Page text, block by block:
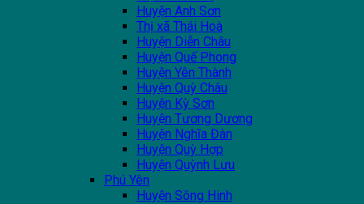
Huyện Anh Sơn
Thị xã Thái Hoà
Huyện Diễn Châu
Huyện Quế Phong
Huyện Yên Thành
Huyện Quỳ Châu
Huyện Kỳ Sơn
Huyện Tương Dương
Huyện Nghĩa Đàn
Huyện Quỳ Hợp
Huyện Quỳnh Lưu
Phú Yên
Huyện Sông Hinh